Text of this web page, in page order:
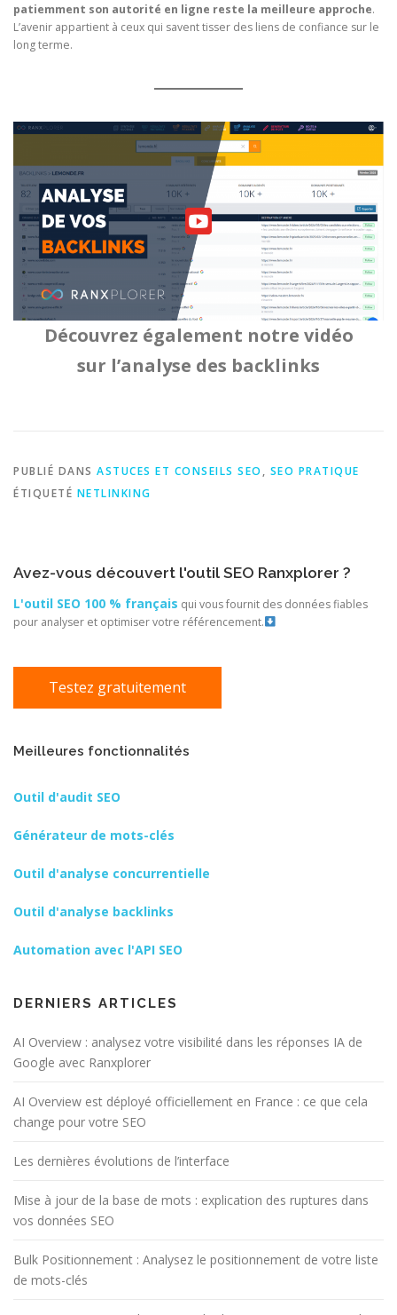
patiemment son autorité en ligne reste la meilleure approche.
L’avenir appartient à ceux qui savent tisser des liens de confiance sur le
long terme.
Découvrez également notre vidéo
sur l’analyse des backlinks
PUBLIÉ DANS ASTUCES ET CONSEILS SEO , SEO PRATIQUE
ÉTIQUETÉ NETLINKING
Avez-vous découvert l'outil SEO Ranxplorer ?
L'outil SEO 100 % français qui vous fournit des données fiables
pour analyser et optimiser votre référencement.
Testez gratuitement
Meilleures fonctionnalités
Outil d'audit SEO
Générateur de mots-clés
Outil d'analyse concurrentielle
Outil d'analyse backlinks
Automation avec l'API SEO
DERNIERS ARTICLES
AI Overview : analysez votre visibilité dans les réponses IA de
Google avec Ranxplorer
AI Overview est déployé officiellement en France : ce que cela
change pour votre SEO
Les dernières évolutions de l’interface
Mise à jour de la base de mots : explication des ruptures dans
vos données SEO
Bulk Positionnement : Analysez le positionnement de votre liste
de mots-clés